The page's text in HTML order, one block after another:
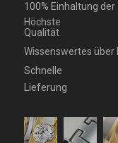
100% Einhaltung der
Höchste
Qualität
Wissenswertes über
Schnelle
Lieferung